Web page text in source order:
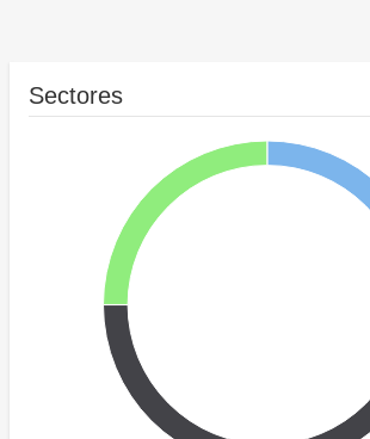
Sectores